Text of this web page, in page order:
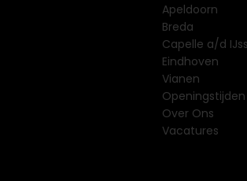
Apeldoorn
Breda
Capelle a/d
Eindhoven
Vianen
Openingstijden
Over Ons
Vacatures